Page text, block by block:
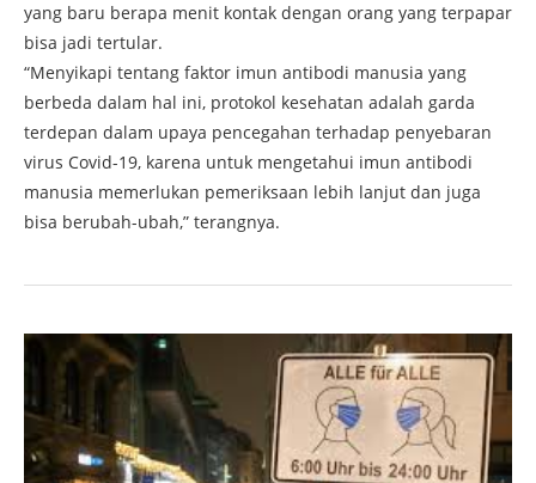
yang baru berapa menit kontak dengan orang yang terpapar
bisa jadi tertular.
“Menyikapi tentang faktor imun antibodi manusia yang
berbeda dalam hal ini, protokol kesehatan adalah garda
terdepan dalam upaya pencegahan terhadap penyebaran
virus Covid-19, karena untuk mengetahui imun antibodi
manusia memerlukan pemeriksaan lebih lanjut dan juga
bisa berubah-ubah,” terangnya.